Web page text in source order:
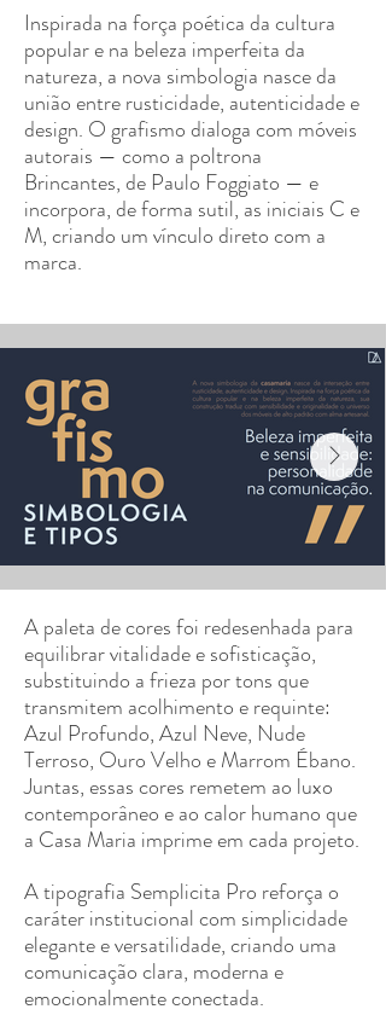
Inspirada na força poética da cultura
popular e na beleza imperfeita da
natureza, a nova simbologia nasce da
união entre rusticidade, autenticidade e
design. O grafismo dialoga com móveis
autorais — como a poltrona
Brincantes, de Paulo Foggiato — e
incorpora, de forma sutil, as iniciais C e
M, criando um vínculo direto com a
marca.
A paleta de cores foi redesenhada para
equilibrar vitalidade e sofisticação,
substituindo a frieza por tons que
transmitem acolhimento e requinte:
Azul Profundo, Azul Neve, Nude
Terroso, Ouro Velho e Marrom Ébano.
Juntas, essas cores remetem ao luxo
contemporâneo e ao calor humano que
a Casa Maria imprime em cada projeto.
A tipografia Semplicita Pro reforça o
caráter institucional com simplicidade
elegante e versatilidade, criando uma
comunicação clara, moderna e
emocionalmente conectada.